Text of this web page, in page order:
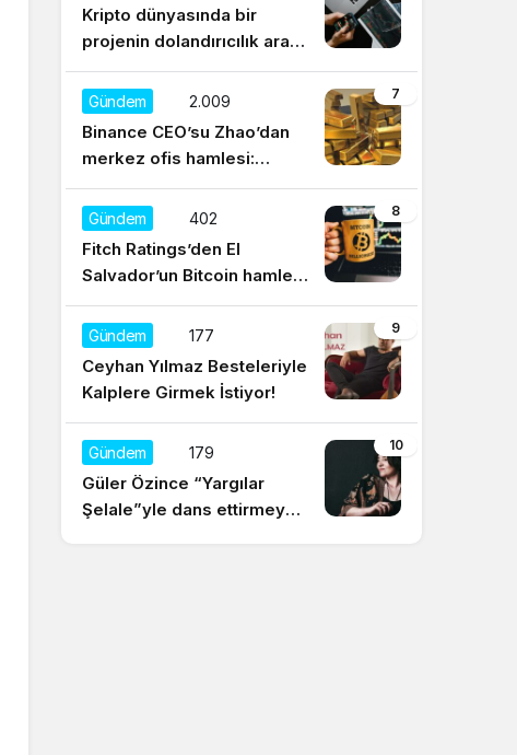
Kripto dünyasında bir
projenin dolandırıcılık aracı
olduğu nasıl anlaşılır?
7
Gündem 2.009
Binance CEO’su Zhao’dan
merkez ofis hamlesi:
Sürekli regülasyonları
düşünüyorum
8
Gündem 402
Fitch Ratings’den El
Salvador’un Bitcoin hamlesi
için olumsuz yorum
9
Gündem 177
Ceyhan Yılmaz Besteleriyle
Kalplere Girmek İstiyor!
10
Gündem 179
Güler Özince “Yargılar
Şelale”yle dans ettirmeye